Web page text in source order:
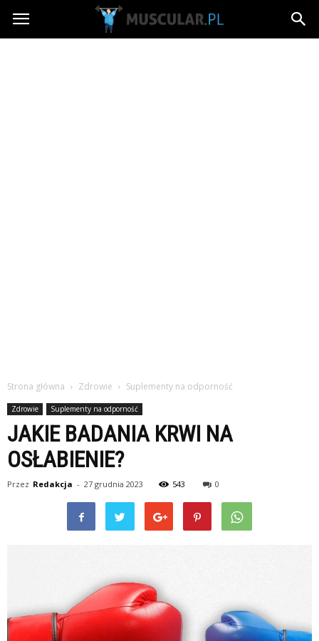
Muscular.pl
Strona główna Zdrowie Suplementy na odporność
Zdrowie Suplementy na odporność
JAKIE BADANIA KRWI NA
OSŁABIENIE?
Przez Redakcja - 27 grudnia 2023 543 0